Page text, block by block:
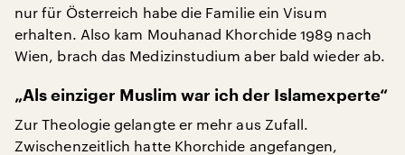
nur für Österreich habe die Familie ein Visum
erhalten. Also kam Mouhanad Khorchide 1989 nach
Wien, brach das Medizinstudium aber bald wieder ab.
„Als einziger Muslim war ich der Islamexperte“
Zur Theologie gelangte er mehr aus Zufall.
Zwischenzeitlich hatte Khorchide angefangen,